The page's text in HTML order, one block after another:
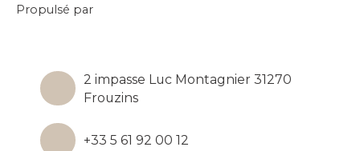
Propulsé par
2 impasse Luc Montagnier 31270
Frouzins
+33 5 61 92 00 12